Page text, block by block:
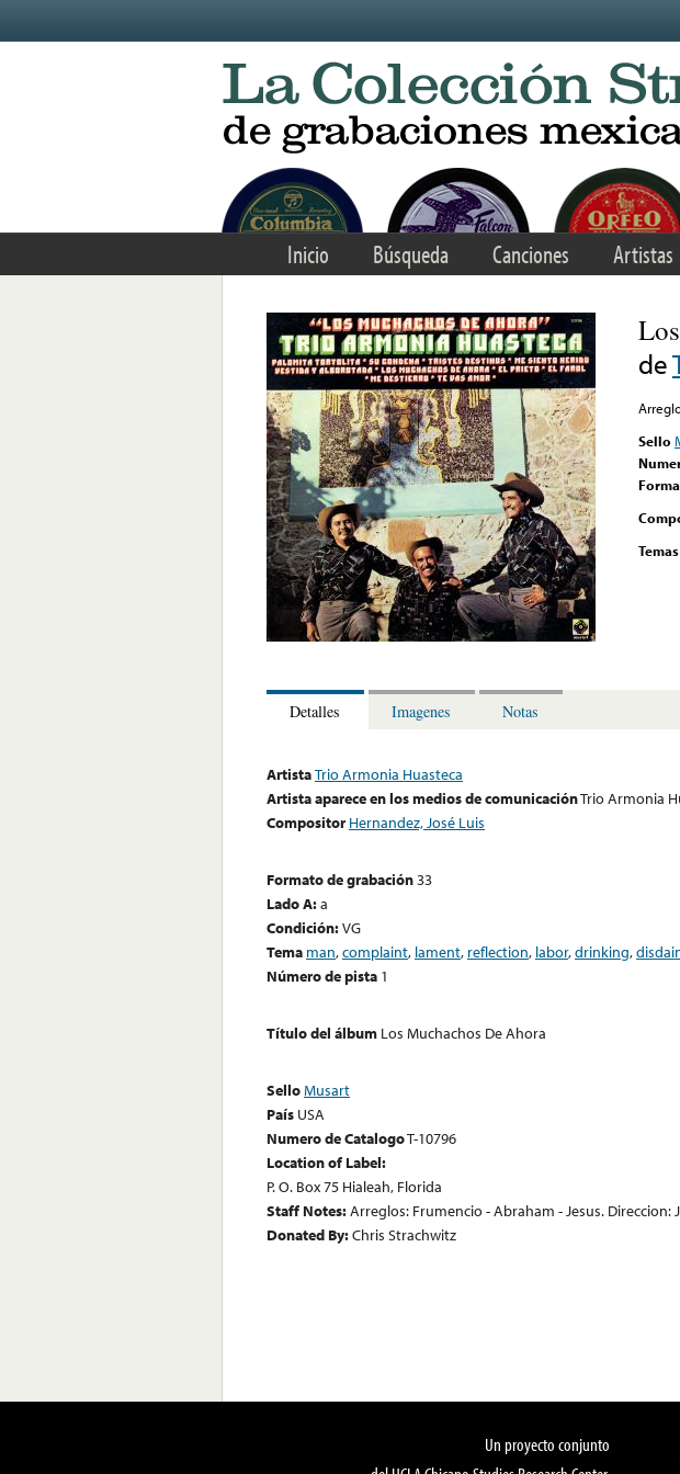
Inicio Búsqueda Canciones Artistas
de
Sello
Temas
Detalles Imagenes Notas
ArtistaTrio Armonia Huasteca
Artista aparece en los medios de comunicaciónTrio Armonia
Compositor Hernandez, José Luis
Formato de grabación33
Lado A:a
Condición:VG
Tema man,complaint, lament, reflection, labor,drinking,
Número de pista 1
Título del álbum Los Muchachos De Ahora
SelloMusart
País USA
Numero de CatalogoT-10796
Location of Label:
P. O. Box 75 Hialeah, Florida
Staff Notes:Arreglos: Frumencio - Abraham - Jesus. Direccion:
Donated By:Chris Strachwitz
Un proyecto conjunto